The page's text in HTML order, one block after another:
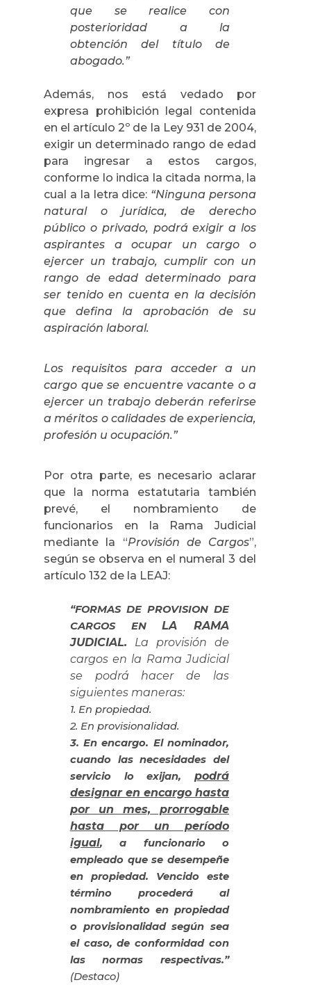
que se realice con
posterioridad a la
obtención del título de
abogado.”
Además, nos está vedado por
expresa prohibición legal contenida
en el artículo 2º de la Ley 931 de 2004,
exigir un determinado rango de edad
para ingresar a estos cargos,
conforme lo indica la citada norma, la
cual a la letra dice: “Ninguna persona
natural o jurídica, de derecho
público o privado, podrá exigir a los
aspirantes a ocupar un cargo o
ejercer un trabajo, cumplir con un
rango de edad determinado para
ser tenido en cuenta en la decisión
que defina la aprobación de su
aspiración laboral.
Los requisitos para acceder a un
cargo que se encuentre vacante o a
ejercer un trabajo deberán referirse
a méritos o calidades de experiencia,
profesión u ocupación.”
Por otra parte, es necesario aclarar
que la norma estatutaria también
prevé, el nombramiento de
funcionarios en la Rama Judicial
mediante la “Provisión de Cargos”,
según se observa en el numeral 3 del
artículo 132 de la LEAJ:
“FORMAS DE PROVISION DE
CARGOS ENLA RAMA
JUDICIAL. La provisión de
cargos enla Rama Judicial
se podrá hacer de las
siguientes maneras:
1. En propiedad.
2. En provisionalidad.
3. En encargo. El nominador,
cuando las necesidades del
servicio lo exijan,podrá
designar en encargo hasta
por un mes, prorrogable
hasta por un período
igual, a funcionario o
empleado que se desempeñe
en propiedad. Vencido este
término procederá al
nombramiento en propiedad
o provisionalidad según sea
el caso, de conformidad con
las normas respectivas.”
(Destaco)